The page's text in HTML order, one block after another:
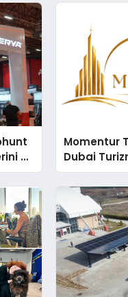
ve
Momentur
Dubai
Operasyon
Yaratıyor